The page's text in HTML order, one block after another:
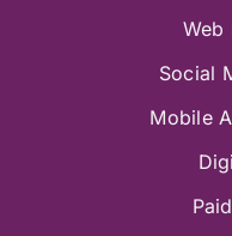
Web
Social
Mobile